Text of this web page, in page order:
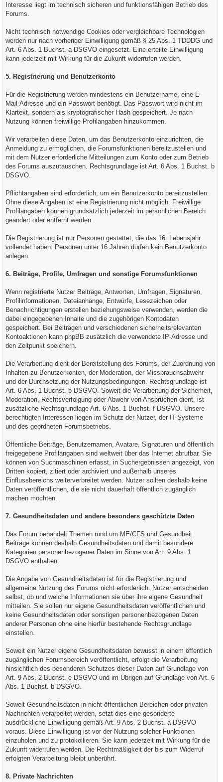
Interesse liegt im technisch sicheren und funktionsfähigen Betrieb des
Forums.
Nicht technisch notwendige Cookies oder vergleichbare Technologien
werden nur nach vorheriger Einwilligung gemäß § 25 Abs. 1 TDDDG und
Art. 6 Abs. 1 Buchst. a DSGVO eingesetzt. Eine erteilte Einwilligung
kann jederzeit mit Wirkung für die Zukunft widerrufen werden.
5. Registrierung und Benutzerkonto
Für die Registrierung werden mindestens ein Benutzername, eine E-
Mail-Adresse und ein Passwort benötigt. Das Passwort wird nicht im
Klartext, sondern als kryptografischer Hash gespeichert. Je nach
Nutzung können freiwillige Profilangaben hinzukommen.
Wir verarbeiten diese Daten, um das Benutzerkonto einzurichten, die
Anmeldung zu ermöglichen, die Forumsfunktionen bereitzustellen und
mit dem Nutzer erforderliche Mitteilungen zum Konto oder zum Betrieb
des Forums auszutauschen. Rechtsgrundlage ist Art. 6 Abs. 1 Buchst. b
DSGVO.
Pflichtangaben sind erforderlich, um ein Benutzerkonto bereitzustellen.
Ohne diese Angaben ist eine Registrierung nicht möglich. Freiwillige
Profilangaben können grundsätzlich jederzeit im persönlichen Bereich
geändert oder entfernt werden.
Die Registrierung ist nur Personen gestattet, die das 16. Lebensjahr
vollendet haben. Personen unter 16 Jahren dürfen kein Benutzerkonto
anlegen.
6. Beiträge, Profile, Umfragen und sonstige Forumsfunktionen
Wenn registrierte Nutzer Beiträge, Antworten, Umfragen, Signaturen,
Profilinformationen, Dateianhänge, Entwürfe, Lesezeichen oder
Benachrichtigungen erstellen beziehungsweise verwenden, werden die
dabei eingegebenen Inhalte und die zugehörigen Kontodaten
gespeichert. Bei Beiträgen und verschiedenen sicherheitsrelevanten
Kontoaktionen kann phpBB zusätzlich die verwendete IP-Adresse und
den Zeitpunkt speichern.
Die Verarbeitung dient der Bereitstellung des Forums, der Zuordnung von
Inhalten zu Benutzerkonten, der Moderation, der Missbrauchsabwehr
und der Durchsetzung der Nutzungsbedingungen. Rechtsgrundlage ist
Art. 6 Abs. 1 Buchst. b DSGVO. Soweit die Verarbeitung der Sicherheit,
Moderation, Rechtsverfolgung oder Abwehr von Ansprüchen dient, ist
zusätzliche Rechtsgrundlage Art. 6 Abs. 1 Buchst. f DSGVO. Unsere
berechtigten Interessen liegen im Schutz der Nutzer, der IT-Systeme
und des geordneten Forumsbetriebs.
Öffentliche Beiträge, Benutzernamen, Avatare, Signaturen und öffentlich
freigegebene Profilangaben sind weltweit über das Internet abrufbar. Sie
können von Suchmaschinen erfasst, in Suchergebnissen angezeigt, von
Dritten kopiert, zitiert oder archiviert und außerhalb unseres
Einflussbereichs weiterverbreitet werden. Nutzer sollten deshalb keine
Daten veröffentlichen, die sie nicht dauerhaft öffentlich zugänglich
machen möchten.
7. Gesundheitsdaten und andere besonders geschützte Daten
Das Forum behandelt Themen rund um ME/CFS und Gesundheit.
Beiträge können deshalb Gesundheitsdaten und damit besondere
Kategorien personenbezogener Daten im Sinne von Art. 9 Abs. 1
DSGVO enthalten.
Die Angabe von Gesundheitsdaten ist für die Registrierung und
allgemeine Nutzung des Forums nicht erforderlich. Nutzer entscheiden
selbst, ob und welche Informationen sie über ihre eigene Gesundheit
mitteilen. Sie sollen nur eigene Gesundheitsdaten veröffentlichen und
keine Gesundheitsdaten oder sonstigen personenbezogenen Daten
anderer Personen ohne eine hierfür bestehende Rechtsgrundlage
einstellen.
Soweit ein Nutzer eigene Gesundheitsdaten bewusst in einem öffentlich
zugänglichen Forumsbereich veröffentlicht, erfolgt die Verarbeitung
hinsichtlich des besonderen Schutzes dieser Daten auf Grundlage von
Art. 9 Abs. 2 Buchst. e DSGVO und im Übrigen auf Grundlage von Art. 6
Abs. 1 Buchst. b DSGVO.
Soweit Gesundheitsdaten in nicht öffentlichen Bereichen oder privaten
Nachrichten verarbeitet werden, setzt dies eine gesonderte
ausdrückliche Einwilligung gemäß Art. 9 Abs. 2 Buchst. a DSGVO
voraus. Diese Einwilligung ist vor der Nutzung solcher Funktionen
einzuholen und zu protokollieren. Sie kann jederzeit mit Wirkung für die
Zukunft widerrufen werden. Die Rechtmäßigkeit der bis zum Widerruf
erfolgten Verarbeitung bleibt unberührt.
8. Private Nachrichten